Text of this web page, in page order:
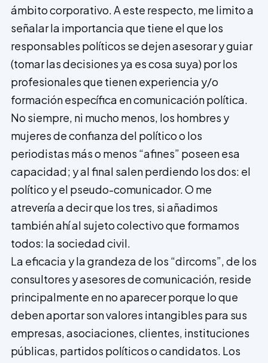
ámbito corporativo. A este respecto, me limito a
señalar la importancia que tiene el que los
responsables políticos se dejen asesorar y guiar
(tomar las decisiones ya es cosa suya) por los
profesionales que tienen experiencia y/o
formación específica en comunicación política.
No siempre, ni mucho menos, los hombres y
mujeres de confianza del político o los
periodistas más o menos “afines” poseen esa
capacidad; y al final salen perdiendo los dos: el
político y el pseudo-comunicador. O me
atrevería a decir que los tres, si añadimos
también ahí al sujeto colectivo que formamos
todos: la sociedad civil.
La eficacia y la grandeza de los “dircoms”, de los
consultores y asesores de comunicación, reside
principalmente en no aparecer porque lo que
deben aportar son valores intangibles para sus
empresas, asociaciones, clientes, ins­tituciones
públicas, partidos políticos o candidatos. Los